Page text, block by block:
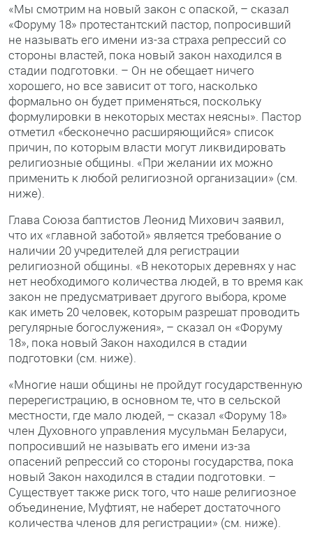
«Мы смотрим на новый закон с опаской, – сказал
«Форуму 18» протестантский пастор, попросивший
не называть его имени из-за страха репрессий со
стороны властей, пока новый закон находился в
стадии подготовки. – Он не обещает ничего
хорошего, но все зависит от того, насколько
формально он будет применяться, поскольку
формулировки в некоторых местах неясны». Пастор
отметил «бесконечно расширяющийся» список
причин, по которым власти могут ликвидировать
религиозные общины. «При желании их можно
применить к любой религиозной организации» (см.
ниже).
Глава Союза баптистов Леонид Михович заявил,
что их «главной заботой» является требование о
наличии 20 учредителей для регистрации
религиозной общины. «В некоторых деревнях у нас
нет необходимого количества людей, в то время как
закон не предусматривает другого выбора, кроме
как иметь 20 человек, которым разрешат проводить
регулярные богослужения», – сказал он «Форуму
18», пока новый Закон находился в стадии
подготовки (см. ниже).
«Многие наши общины не пройдут государственную
перерегистрацию, в основном те, что в сельской
местности, где мало людей, – сказал «Форуму 18»
член Духовного управления мусульман Беларуси,
попросивший не называть его имени из-за
опасений репрессий со стороны государства, пока
новый Закон находился в стадии подготовки. –
Существует также риск того, что наше религиозное
объединение, Муфтият, не наберет достаточного
количества членов для регистрации» (см. ниже).